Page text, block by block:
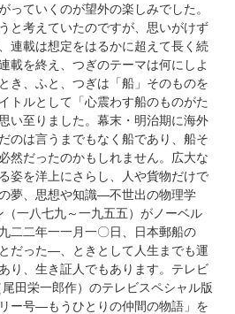
っていくのが望外の楽しみでした。
と考えていたのですが、思いがけず
連載は想定をはるかに超えて長く続
載を終え、つぎのテーマは何にしよ
き、ふと、つぎは「船」そのものを
トルとして「心震わす船のものがた
い至りました。幕末・明治期に海外
のは言うまでもなく船であり、船そ
然だったのかもしれません。広大な
姿を洋上にさらし、人や貨物だけで
夢、思想や知識―不世出の物理学
一八七九～一九五五）がノーベル
二二年一一月一〇日、日本郵船の
だった―、ときとして人生までも運
り、生き証人でもあります。テレビ
田栄一郎作）のテレビスペシャル版
ー号―もうひとりの仲間の物語」を